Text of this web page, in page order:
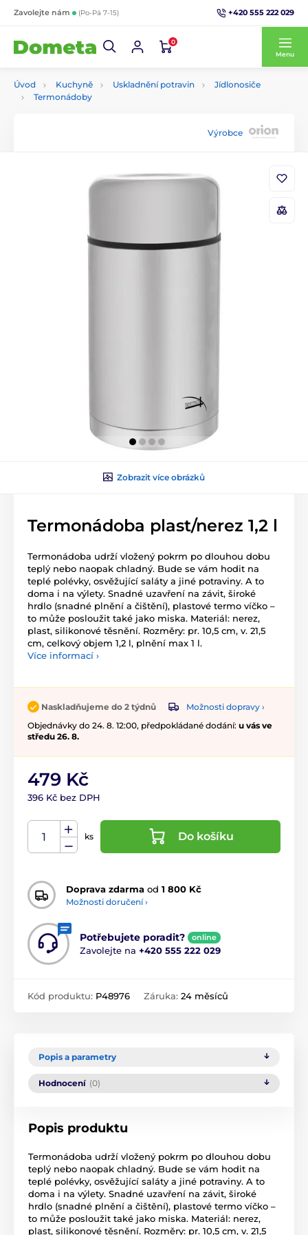
Zavolejte nám (Po-Pá 7-15) +420 555 222 029
0
Menu
Úvod Kuchyně Uskladnění potravin
Jídlonosiče
Termonádoby
Výrobce
Zobrazit více obrázků
Termonádoba plast/nerez 1,2 l
Termonádoba udrží vložený pokrm po dlouhou dobu
teplý nebo naopak chladný. Bude se vám hodit na
teplé polévky, osvěžující saláty a jiné potraviny. A to
doma i na výlety. Snadné uzavření na závit, široké
hrdlo (snadné plnění a čištění), plastové termo víčko –
to může posloužit také jako miska. Materiál: nerez,
plast, silikonové těsnění. Rozměry: pr. 10,5 cm, v. 21,5
cm, celkový objem 1,2 l, plnění max 1 l.
Více informací ›
Naskladňujeme do 2 týdnů
Možnosti dopravy ›
Objednávky do 24. 8. 12:00, předpokládané dodání: u vás ve
středu 26. 8.
479 Kč
396 Kč bez DPH
ks Do košíku
Doprava zdarma od 1 800 Kč
Možnosti doručení ›
Potřebujete poradit? online
Zavolejte na +420 555 222 029
Kód produktu: P48976 Záruka: 24 měsíců
Popis a parametry
Hodnocení (0)
Popis produktu
Termonádoba udrží vložený pokrm po dlouhou dobu
teplý nebo naopak chladný. Bude se vám hodit na
teplé polévky, osvěžující saláty a jiné potraviny. A to
doma i na výlety. Snadné uzavření na závit, široké
hrdlo (snadné plnění a čištění), plastové termo víčko –
to může posloužit také jako miska. Materiál: nerez,
plast, silikonové těsnění. Rozměry: pr. 10,5 cm, v. 21,5